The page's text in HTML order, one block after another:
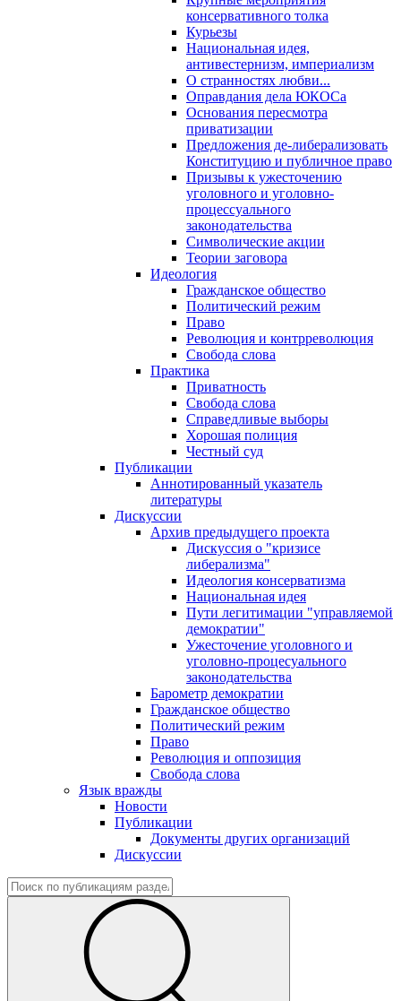
консервативного толка
Курьезы
Национальная идея,
антивестернизм, империализм
О странностях любви...
Оправдания дела ЮКОСа
Основания пересмотра
приватизации
Предложения де-либерализовать
Конституцию и публичное право
Призывы к ужесточению
уголовного и уголовно-
процессуального
законодательства
Символические акции
Теории заговора
Идеология
Гражданское общество
Политический режим
Право
Революция и контрреволюция
Свобода слова
Практика
Приватность
Свобода слова
Справедливые выборы
Хорошая полиция
Честный суд
Публикации
Аннотированный указатель
литературы
Дискуссии
Архив предыдущего проекта
Дискуссия о "кризисе
либерализма"
Идеология консерватизма
Национальная идея
Пути легитимации "управляемой
демократии"
Ужесточение уголовного и
уголовно-процесуального
законодательства
Барометр демократии
Гражданское общество
Политический режим
Право
Революция и оппозиция
Свобода слова
Язык вражды
Новости
Публикации
Документы других организаций
Дискуссии